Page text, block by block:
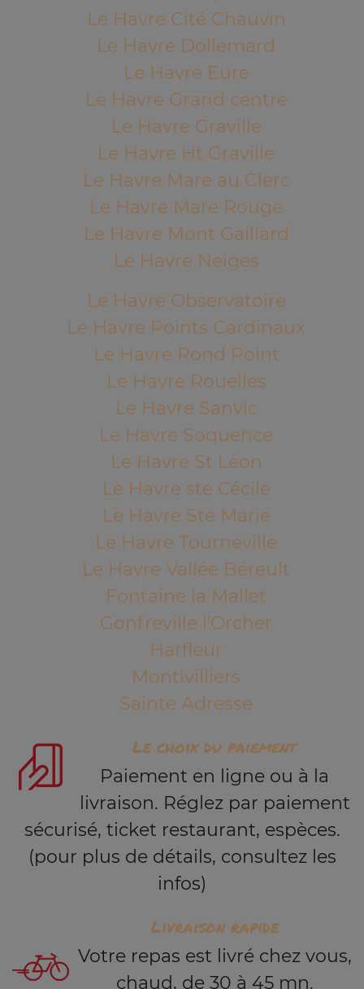
Le Havre Cité Chauvin
Le Havre Dollemard
Le Havre Eure
Le Havre Grand centre
Le Havre Graville
Le Havre Ht Graville
Le Havre Mare au Clerc
Le Havre Mare Rouge
Le Havre Mont Gaillard
Le Havre Neiges
Le Havre Observatoire
Le Havre Points Cardinaux
Le Havre Rond Point
Le Havre Rouelles
Le Havre Sanvic
Le Havre Soquence
Le Havre St Léon
Le Havre ste Cécile
Le Havre Ste Marie
Le Havre Tourneville
Le Havre Vallée Béreult
Fontaine la Mallet
Gonfreville l'Orcher
Harfleur
Montivilliers
Sainte Adresse
Le choix du paiement
Paiement en ligne ou à la
livraison. Réglez par paiement
sécurisé, ticket restaurant, espèces.
(pour plus de détails, consultez les
infos)
Livraison rapide
Votre repas est livré chez vous,
chaud, de 30 à 45 mn.